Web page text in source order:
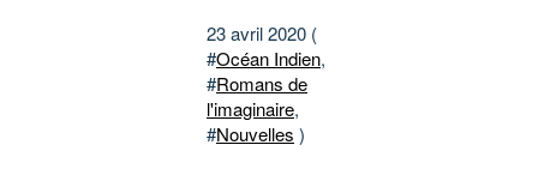
23 avril 2020 (
#Océan Indien,
#Romans de
l'imaginaire,
#Nouvelles )